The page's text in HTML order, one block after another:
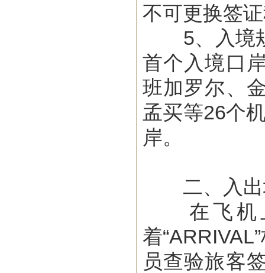
不可更换签
5、入境规
首个入境口
班加罗尔、
孟买等26个
岸。
二、入
在飞机上
着
员查验旅客